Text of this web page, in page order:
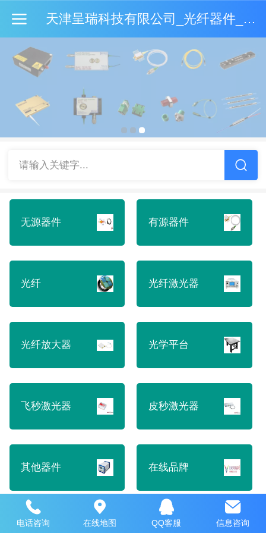
天津呈瑞科技有限公司_光纤器件_激光器_军工品质_高性价比
请输入关键字...
无源器件 有源器件
光纤 光纤激光器
光纤放大器 光学平台
飞秒激光器 皮秒激光器
其他器件 在线品牌
光纤熔接产品
电话咨询 在线地图 QQ客服 信息咨询